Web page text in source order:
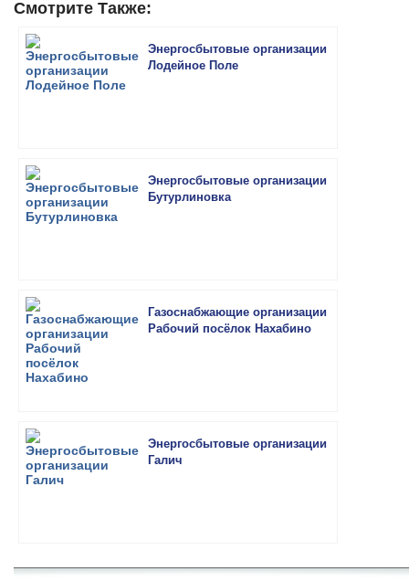
Смотрите Также:
Энергосбытовые организации
Лодейное Поле
Энергосбытовые организации
Бутурлиновка
Газоснабжающие организации
Рабочий посёлок Нахабино
Энергосбытовые организации
Галич